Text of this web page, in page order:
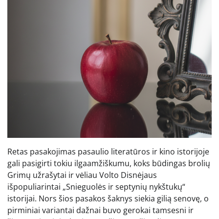
Retas pasakojimas pasaulio literatūros ir kino istorijoje
gali pasigirti tokiu ilgaamžiškumu, koks būdingas brolių
Grimų užrašytai ir vėliau Volto Disnėjaus
išpopuliarintai „Snieguolės ir septynių nykštukų“
istorijai. Nors šios pasakos šaknys siekia gilią senovę, o
pirminiai variantai dažnai buvo gerokai tamsesni ir